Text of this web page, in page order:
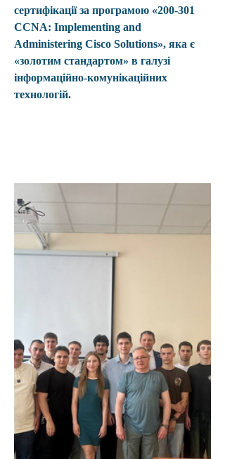
сертифікації за програмою «200-301
CCNA: Implementing and
Administering Cisco Solutions», яка є
«золотим стандартом» в галузі
інформаційно-комунікаційних
технологій.